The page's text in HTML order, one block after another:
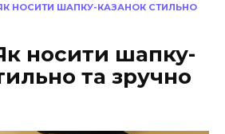
НОСИТИ ШАПКУ-КАЗАНОК СТИЛЬНО
носити шапку-
та зручно